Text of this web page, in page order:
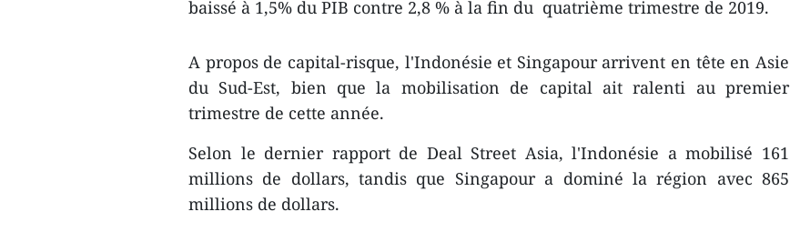
baissé à 1,5% du PIB contre 2,8 % à la fin du quatrième trimestre de 2019.
A propos de capital-risque, l'Indonésie et Singapour arrivent en tête en Asie
du Sud-Est, bien que la mobilisation de capital ait ralenti au premier
trimestre de cette année.
Selon le dernier rapport de Deal Street Asia, l'Indonésie a mobilisé 161
millions de dollars, tandis que Singapour a dominé la région avec 865
millions de dollars.